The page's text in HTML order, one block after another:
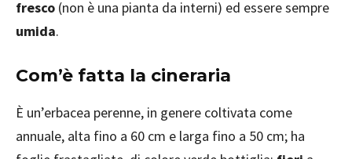
fresco (non è una pianta da interni) ed essere sempre
umida.
Com’è fatta la cineraria
È un’erbacea perenne, in genere coltivata come
annuale, alta fino a 60 cm e larga fino a 50 cm; ha